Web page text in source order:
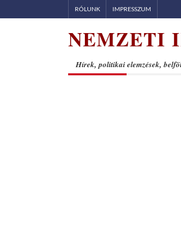
to
RÓLUNK IMPRESSZUM
NEMZETI
Hírek, politikai elemzések,